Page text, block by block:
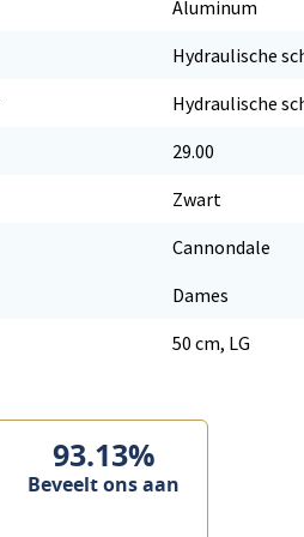
Aluminum
Hydraulische
Hydraulische
29.00
Zwart
Cannondale
Dames
50 cm, LG
93.13%
Beveelt ons aan